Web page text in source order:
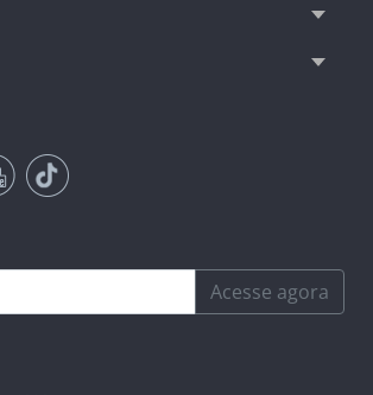
Acesse agora